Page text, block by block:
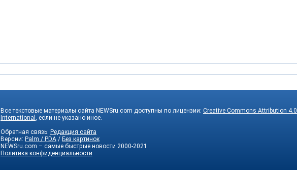
Все текстовые материалы сайта NEWSru.com доступны по лицензии: Creative Commons Attribution 4.0
International , если не указано иное.
Обратная связь: Редакция сайта
Версии: Palm / PDA / Без картинок
NEWSru.com – самые быстрые новости 2000-2021
Политика конфиденциальности